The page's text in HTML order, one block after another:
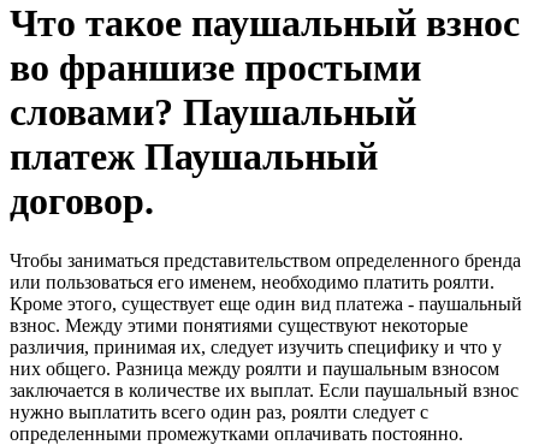
Что такое паушальный взнос
во франшизе простыми
словами? Паушальный
платеж Паушальный
договор.
Чтобы заниматься представительством определенного бренда
или пользоваться его именем, необходимо платить роялти.
Кроме этого, существует еще один вид платежа - паушальный
взнос. Между этими понятиями существуют некоторые
различия, принимая их, следует изучить специфику и что у
них общего. Разница между роялти и паушальным взносом
заключается в количестве их выплат. Если паушальный взнос
нужно выплатить всего один раз, роялти следует с
определенными промежутками оплачивать постоянно.